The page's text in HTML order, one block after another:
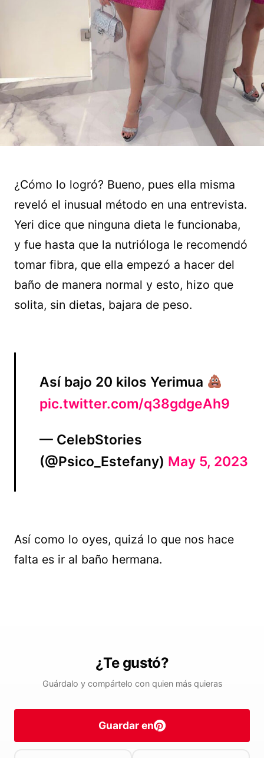
¿Cómo lo logró? Bueno, pues ella misma
reveló el inusual método en una entrevista.
Yeri dice que ninguna dieta le funcionaba,
y fue hasta que la nutrióloga le recomendó
tomar fibra, que ella empezó a hacer del
baño de manera normal y esto, hizo que
solita, sin dietas, bajara de peso.
Así bajo 20 kilos Yerimua
pic.twitter.com/q38gdgeAh9
— CelebStories
(@Psico_Estefany) May 5, 2023
Así como lo oyes, quizá lo que nos hace
falta es ir al baño hermana.
¿Te gustó?
Guárdalo y compártelo con quien más quieras
Guardar en